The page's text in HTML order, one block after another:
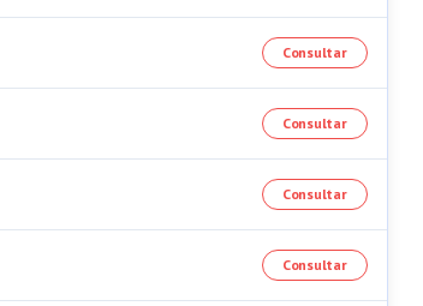
Consultar
Consultar
Consultar
Consultar